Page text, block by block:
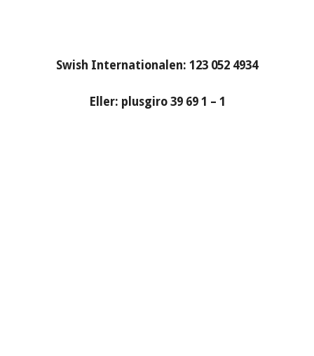
Swish Internationalen: 123 052 4934
Eller: plusgiro 39 69 1 – 1